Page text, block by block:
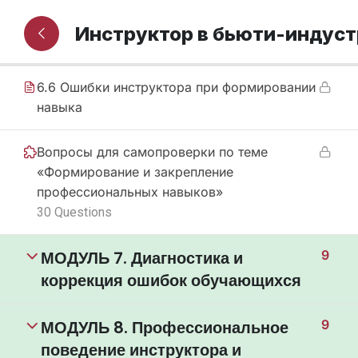
6.5 Причины затруднений в освоении
навыка
6.6 Ошибки инструктора при формировании
навыка
Вопросы для самопроверки по теме
«Формирование и закрепление
профессиональных навыков»
30 Questions
МОДУЛЬ 7. Диагностика и
коррекция ошибок обучающихся
9
МОДУЛЬ 8. Профессиональное
поведение инструктора и
9
Инструктор в бьюти-